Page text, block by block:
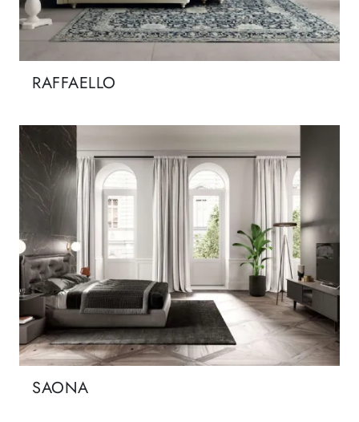
RAFFAELLO
SAONA